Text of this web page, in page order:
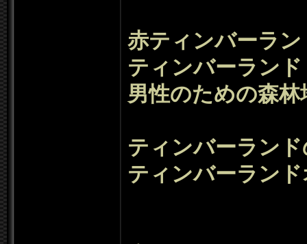
赤ティンバーラ
ティンバーランド
男性のための森林
ティンバーラン
ティンバーラン